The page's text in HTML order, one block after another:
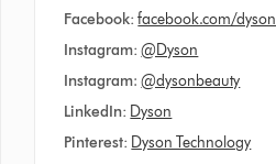
Facebook: facebook.com/dyson
Instagram:@Dyson
Instagram:@dysonbeauty
LinkedIn: Dyson
Pinterest: Dyson Technology